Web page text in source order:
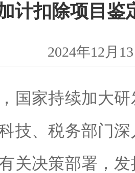
计扣除项目鉴
2024年12月
家持续加大研
技、税务部门
关决策部署，